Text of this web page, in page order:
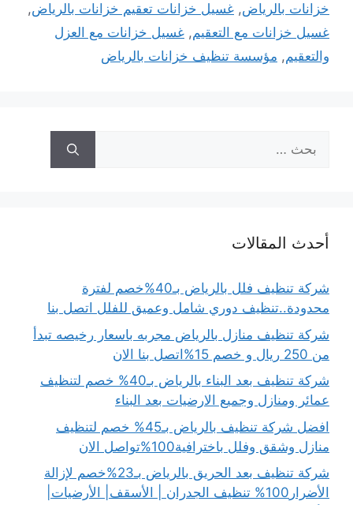
خزانات بالرياض, غسيل خزانات تعقيم خزانات بالرياض,
غسيل خزانات مع التعقيم, غسيل خزانات مع العزل
والتعقيم, مؤسسة تنظيف خزانات بالرياض
عن:
أحدث المقالات
شركة تنظيف فلل بالرياض بـ40%خصم لفترة
محدودة..تنظيف دوري شامل وعميق للفلل اتصل بنا
شركة تنظيف منازل بالرياض مجربه باسعار رخيصه تبدأ
من 250 ريال و خصم 15%اتصل بنا الان
شركة تنظيف بعد البناء بالرياض بـ40% خصم لتنظيف
عمائر ومنازل وجميع الارضيات بعد البناء
افضل شركة تنظيف بالرياض بـ45% خصم لتنظيف
منازل وشقق وفلل باخترافية100%تواصل الان
شركة تنظيف بعد الحريق بالرياض بـ23%خصم لإزالة
الأضرار100% تنظيف الجدران | الأسقف| الأرضيات|